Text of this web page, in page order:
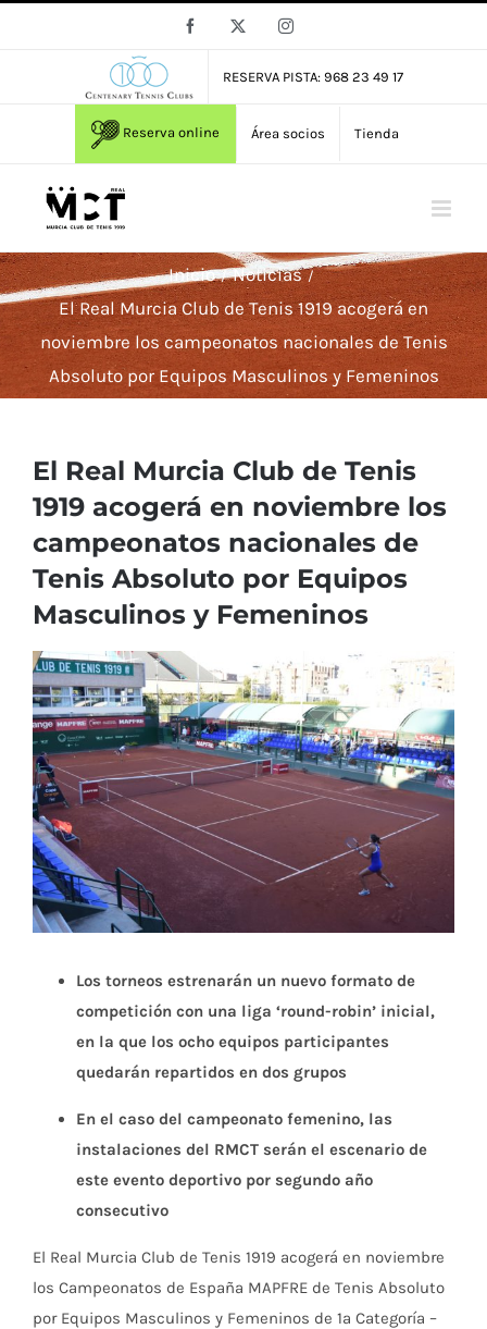
Facebook Instagram
RESERVA PISTA: 968 23 49 17
Reserva online Área socios Tienda
Inicio
Noticias
El Real Murcia Club de Tenis 1919 acogerá en
noviembre los campeonatos nacionales de Tenis
Absoluto por Equipos Masculinos y Femeninos
El Real Murcia Club de Tenis
1919 acogerá en noviembre los
campeonatos nacionales de
Tenis Absoluto por Equipos
Masculinos y Femeninos
Ver
imagen
más
grande
Los torneos estrenarán un nuevo formato de
competición con una liga ‘round-robin’ inicial,
en la que los ocho equipos participantes
quedarán repartidos en dos grupos
En el caso del campeonato femenino, las
instalaciones del RMCT serán el escenario de
este evento deportivo por segundo año
consecutivo
El Real Murcia Club de Tenis 1919 acogerá en noviembre
los Campeonatos de España MAPFRE de Tenis Absoluto
por Equipos Masculinos y Femeninos de 1ª Categoría –